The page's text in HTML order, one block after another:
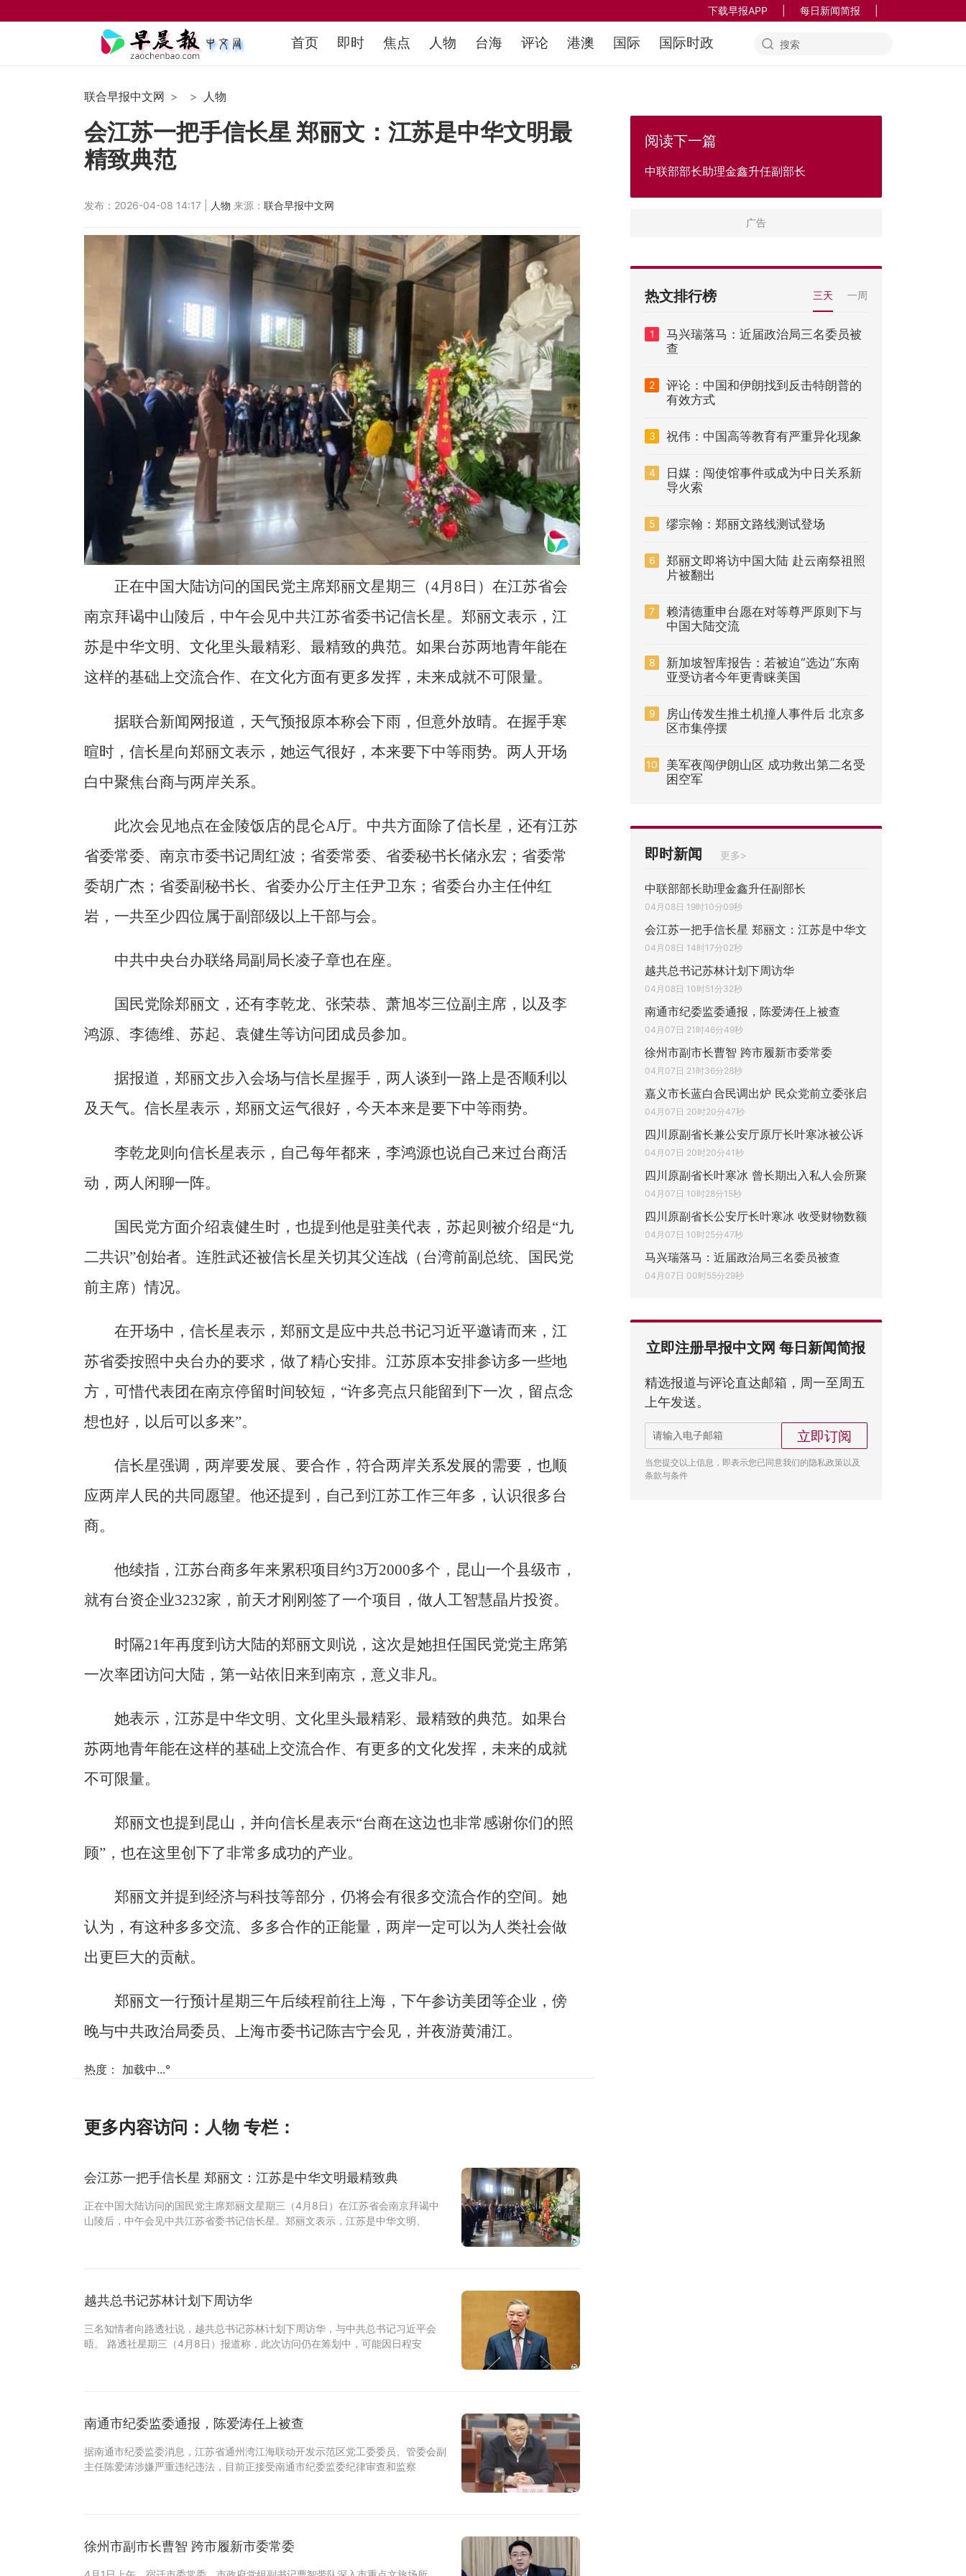
下载早报APP 每日新闻简报
首页 即时 焦点 人物 台海 评论 港澳 国际 国际时政
联合早报中文网 人物
会江苏一把手信长星 郑丽文：江苏是中华文明最
精致典范
发布：2026-04-08 14:17 | 人物 来源： 联合早报中文网
正在中国大陆访问的国民党主席郑丽文星期三（4月8日）在江苏省会
南京拜谒中山陵后，中午会见中共江苏省委书记信长星。郑丽文表示，江
苏是中华文明、文化里头最精彩、最精致的典范。如果台苏两地青年能在
这样的基础上交流合作、在文化方面有更多发挥，未来成就不可限量。
据联合新闻网报道，天气预报原本称会下雨，但意外放晴。在握手寒
暄时，信长星向郑丽文表示，她运气很好，本来要下中等雨势。两人开场
白中聚焦台商与两岸关系。
此次会见地点在金陵饭店的昆仑A厅。中共方面除了信长星，还有江苏
省委常委、南京市委书记周红波；省委常委、省委秘书长储永宏；省委常
委胡广杰；省委副秘书长、省委办公厅主任尹卫东；省委台办主任仲红
岩，一共至少四位属于副部级以上干部与会。
中共中央台办联络局副局长凌子章也在座。
国民党除郑丽文，还有李乾龙、张荣恭、萧旭岑三位副主席，以及李
鸿源、李德维、苏起、袁健生等访问团成员参加。
据报道，郑丽文步入会场与信长星握手，两人谈到一路上是否顺利以
及天气。信长星表示，郑丽文运气很好，今天本来是要下中等雨势。
李乾龙则向信长星表示，自己每年都来，李鸿源也说自己来过台商活
动，两人闲聊一阵。
国民党方面介绍袁健生时，也提到他是驻美代表，苏起则被介绍是“九
二共识”创始者。连胜武还被信长星关切其父连战（台湾前副总统、国民党
前主席）情况。
在开场中，信长星表示，郑丽文是应中共总书记习近平邀请而来，江
苏省委按照中央台办的要求，做了精心安排。江苏原本安排参访多一些地
方，可惜代表团在南京停留时间较短，“许多亮点只能留到下一次，留点念
想也好，以后可以多来”。
信长星强调，两岸要发展、要合作，符合两岸关系发展的需要，也顺
应两岸人民的共同愿望。他还提到，自己到江苏工作三年多，认识很多台
商。
他续指，江苏台商多年来累积项目约3万2000多个，昆山一个县级市，
就有台资企业3232家，前天才刚刚签了一个项目，做人工智慧晶片投资。
时隔21年再度到访大陆的郑丽文则说，这次是她担任国民党党主席第
一次率团访问大陆，第一站依旧来到南京，意义非凡。
她表示，江苏是中华文明、文化里头最精彩、最精致的典范。如果台
苏两地青年能在这样的基础上交流合作、有更多的文化发挥，未来的成就
不可限量。
郑丽文也提到昆山，并向信长星表示“台商在这边也非常感谢你们的照
顾”，也在这里创下了非常多成功的产业。
郑丽文并提到经济与科技等部分，仍将会有很多交流合作的空间。她
认为，有这种多多交流、多多合作的正能量，两岸一定可以为人类社会做
出更巨大的贡献。
郑丽文一行预计星期三午后续程前往上海，下午参访美团等企业，傍
晚与中共政治局委员、上海市委书记陈吉宁会见，并夜游黄浦江。
热度： 加载中...°
更多内容访问： 人物 专栏：
会江苏一把手信长星 郑丽文：江苏是中华文明最精致典
正在中国大陆访问的国民党主席郑丽文星期三（4月8日）在江苏省会南京拜谒中
山陵后，中午会见中共江苏省委书记信长星。郑丽文表示，江苏是中华文明、
越共总书记苏林计划下周访华
三名知情者向路透社说，越共总书记苏林计划下周访华，与中共总书记习近平会
晤。 路透社星期三（4月8日）报道称，此次访问仍在筹划中，可能因日程安
南通市纪委监委通报，陈爱涛任上被查
据南通市纪委监委消息，江苏省通州湾江海联动开发示范区党工委委员、管委会副
主任陈爱涛涉嫌严重违纪违法，目前正接受南通市纪委监委纪律审查和监察
徐州市副市长曹智 跨市履新市委常委
阅读下一篇
中联部部长助理金鑫升任副部长
热文排行榜 三天 一周
1
马兴瑞落马：近届政治局三名委员被
查
2
评论：中国和伊朗找到反击特朗普的
有效方式
3 祝伟：中国高等教育有严重异化现象
4
日媒：闯使馆事件或成为中日关系新
导火索
5 缪宗翰：郑丽文路线测试登场
6
郑丽文即将访中国大陆 赴云南祭祖照
片被翻出
7
赖清德重申台愿在对等尊严原则下与
中国大陆交流
8
新加坡智库报告：若被迫“选边”东南
亚受访者今年更青睐美国
9
房山传发生推土机撞人事件后 北京多
区市集停摆
10
美军夜闯伊朗山区 成功救出第二名受
困空军
即时新闻 更多>
中联部部长助理金鑫升任副部长
04月08日 19时10分09秒
会江苏一把手信长星 郑丽文：江苏是中华文
04月08日 14时17分02秒
越共总书记苏林计划下周访华
04月08日 10时51分32秒
南通市纪委监委通报，陈爱涛任上被查
04月07日 21时46分49秒
徐州市副市长曹智 跨市履新市委常委
04月07日 21时36分28秒
嘉义市长蓝白合民调出炉 民众党前立委张启
04月07日 20时20分47秒
四川原副省长兼公安厅原厅长叶寒冰被公诉
04月07日 20时20分41秒
四川原副省长叶寒冰 曾长期出入私人会所聚
04月07日 10时28分15秒
四川原副省长公安厅长叶寒冰 收受财物数额
04月07日 10时25分47秒
马兴瑞落马：近届政治局三名委员被查
04月07日 00时55分29秒
立即注册早报中文网 每日新闻简报
精选报道与评论直达邮箱，周一至周五
上午发送。
立即订阅
当您提交以上信息，即表示您已同意我们的隐私政策以及
条款与条件